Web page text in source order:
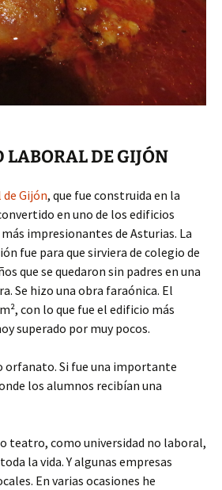
DE GIJÓN
Gijón, que fue construida en la
en uno de los edificios
impresionantes de Asturias. La
fue para que sirviera de colegio de
que se quedaron sin padres en una
Se hizo una obra faraónica. El
con lo que fue el edificio más
superado por muy pocos.
orfanato. Si fue una importante
los alumnos recibían una
teatro, como universidad no laboral,
la vida. Y algunas empresas
En varias ocasiones he